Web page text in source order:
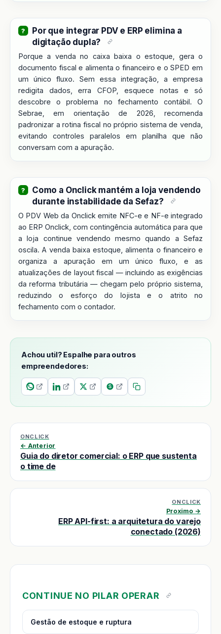
Por que integrar PDV e ERP elimina a
digitação dupla?
Porque a venda no caixa baixa o estoque, gera o
documento fiscal e alimenta o financeiro e o SPED em
um único fluxo. Sem essa integração, a empresa
redigita dados, erra CFOP, esquece notas e só
descobre o problema no fechamento contábil. O
Sebrae, em orientação de 2026, recomenda
padronizar a rotina fiscal no próprio sistema de venda,
evitando controles paralelos em planilha que não
conversam com a apuração.
Como a Onclick mantém a loja vendendo
durante instabilidade da Sefaz?
O PDV Web da Onclick emite NFC-e e NF-e integrado
ao ERP Onclick, com contingência automática para que
a loja continue vendendo mesmo quando a Sefaz
oscila. A venda baixa estoque, alimenta o financeiro e
organiza a apuração em um único fluxo, e as
atualizações de layout fiscal — incluindo as exigências
da reforma tributária — chegam pelo próprio sistema,
reduzindo o esforço do lojista e o atrito no
fechamento com o contador.
Achou util? Espalhe para outros
empreendedores:
ONCLICK
← Anterior
Guia do diretor comercial: o ERP que sustenta
o time de
ONCLICK
Proximo →
ERP API-first: a arquitetura do varejo
conectado (2026)
CONTINUE NO PILAR OPERAR
Gestão de estoque e ruptura